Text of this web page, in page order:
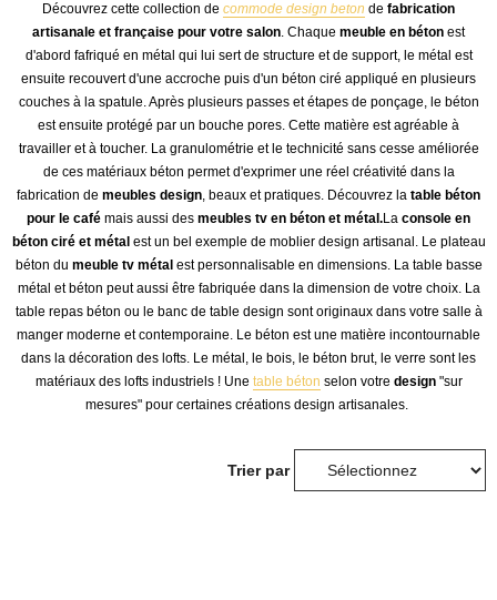
Découvrez cette collection de commode design beton de fabrication
artisanale et française pour votre salon. Chaque meuble en béton est
d'abord fafriqué en métal qui lui sert de structure et de support, le métal est
ensuite recouvert d'une accroche puis d'un béton ciré appliqué en plusieurs
couches à la spatule. Après plusieurs passes et étapes de ponçage, le béton
est ensuite protégé par un bouche pores. Cette matière est agréable à
travailler et à toucher. La granulométrie et le technicité sans cesse améliorée
de ces matériaux béton permet d'exprimer une réel créativité dans la
fabrication de meubles design, beaux et pratiques. Découvrez la table béton
pour le café mais aussi des meubles tv en béton et métal.La console en
béton ciré et métal est un bel exemple de moblier design artisanal. Le plateau
béton du meuble tv métal est personnalisable en dimensions. La table basse
métal et béton peut aussi être fabriquée dans la dimension de votre choix. La
table repas béton ou le banc de table design sont originaux dans votre salle à
manger moderne et contemporaine. Le béton est une matière incontournable
dans la décoration des lofts. Le métal, le bois, le béton brut, le verre sont les
matériaux des lofts industriels ! Une table béton selon votre design"sur
mesures" pour certaines créations design artisanales.
Trier par